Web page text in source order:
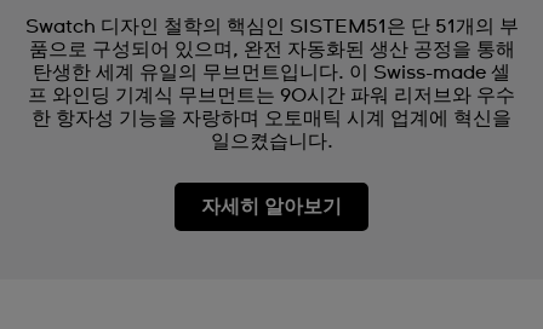
Swatch 디자인 철학의 핵심인 SISTEM51은 단 51개의 부
품으로 구성되어 있으며, 완전 자동화된 생산 공정을 통해
탄생한 세계 유일의 무브먼트입니다. 이 Swiss-made 셀
프 와인딩 기계식 무브먼트는 90시간 파워 리저브와 우수
한 항자성 기능을 자랑하며 오토매틱 시계 업계에 혁신을
일으켰습니다.
자세히 알아보기